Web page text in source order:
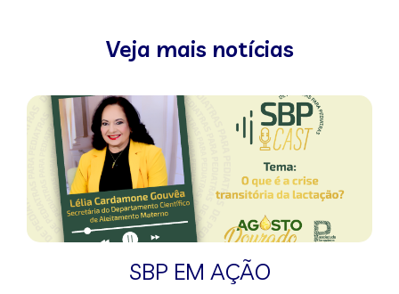
Veja mais notícias
SBP EM AÇÃO